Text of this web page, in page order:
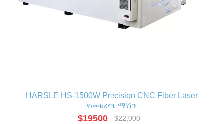
HARSLE HS-1500W Precision CNC Fiber Laser
የመቁረጫ ማሽን
$19500 $22,000